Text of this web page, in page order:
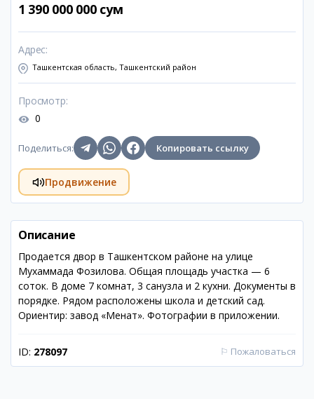
1 390 000 000 сум
Адрес:
Ташкентская область, Ташкентский район
Просмотр:
0
Поделиться: Копировать ссылку
Продвижение
Описание
Продается двор в Ташкентском районе на улице
Мухаммада Фозилова. Общая площадь участка — 6
соток. В доме 7 комнат, 3 санузла и 2 кухни. Документы в
порядке. Рядом расположены школа и детский сад.
Ориентир: завод «Меҳнат». Фотографии в приложении.
ID: 278097 ⚐ Пожаловаться